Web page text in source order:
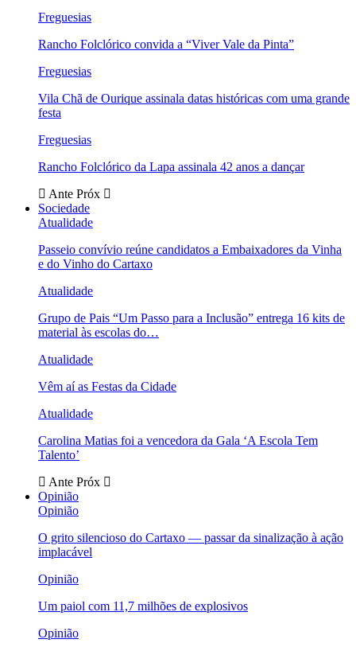
Freguesias
Rancho Folclórico convida a “Viver Vale da Pinta”
Freguesias
Vila Chã de Ourique assinala datas históricas com uma grande
festa
Freguesias
Rancho Folclórico da Lapa assinala 42 anos a dançar
Ante Próx
Sociedade
Atualidade
Passeio convívio reúne candidatos a Embaixadores da Vinha
e do Vinho do Cartaxo
Atualidade
Grupo de Pais “Um Passo para a Inclusão” entrega 16 kits de
material às escolas do…
Atualidade
Vêm aí as Festas da Cidade
Atualidade
Carolina Matias foi a vencedora da Gala ‘A Escola Tem
Talento’
Ante Próx
Opinião
Opinião
O grito silencioso do Cartaxo — passar da sinalização à ação
implacável
Opinião
Um paiol com 11,7 milhões de explosivos
Opinião